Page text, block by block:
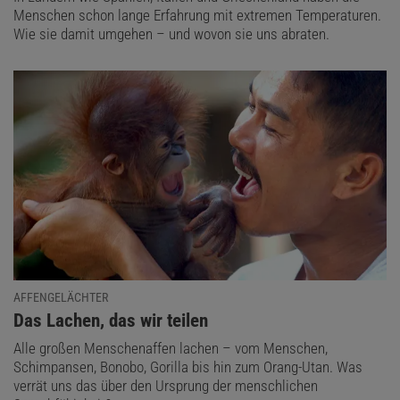
Menschen schon lange Erfahrung mit extremen Temperaturen.
Wie sie damit umgehen – und wovon sie uns abraten.
AFFENGELÄCHTER
:
Das Lachen, das wir teilen
Alle großen Menschenaffen lachen – vom Menschen,
Schimpansen, Bonobo, Gorilla bis hin zum Orang-Utan. Was
verrät uns das über den Ursprung der menschlichen